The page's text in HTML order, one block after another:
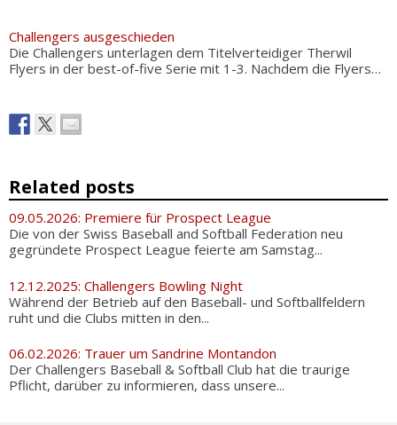
Challengers ausgeschieden
Die Challengers unterlagen dem Titelverteidiger Therwil
Flyers in der best-of-five Serie mit 1-3. Nachdem die Flyers…
Related posts
09.05.2026: Premiere für Prospect League
Die von der Swiss Baseball and Softball Federation neu
gegründete Prospect League feierte am Samstag...
12.12.2025: Challengers Bowling Night
Während der Betrieb auf den Baseball- und Softballfeldern
ruht und die Clubs mitten in den...
06.02.2026: Trauer um Sandrine Montandon
Der Challengers Baseball & Softball Club hat die traurige
Pflicht, darüber zu informieren, dass unsere...